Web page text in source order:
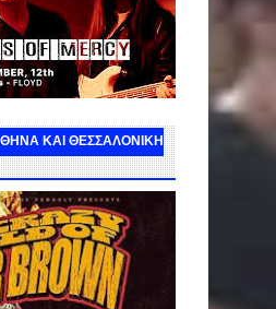
ΚΑΙ ΘΕΣΣΑΛΟΝΙΚΗ